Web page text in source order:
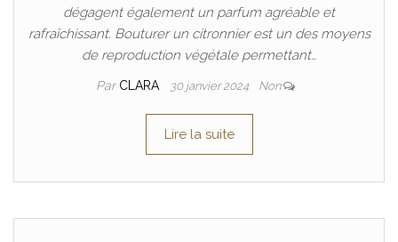
dégagent également un parfum agréable et
rafraîchissant. Bouturer un citronnier est un des moyens
de reproduction végétale permettant…
Par CLARA 30 janvier 2024 Non
Lire la suite